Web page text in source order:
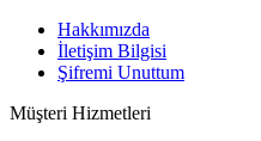
Hakkımızda
İletişim Bilgisi
Şifremi Unuttum
Müşteri Hizmetleri